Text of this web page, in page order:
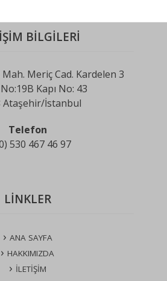
BİLGİLERİ
Meriç Cad. Kardelen 3
Kapı No: 43
Ataşehir/İstanbul
Telefon
530 467 46 97
LİNKLER
ANA SAYFA
HAKKIMIZDA
İLETİŞİM